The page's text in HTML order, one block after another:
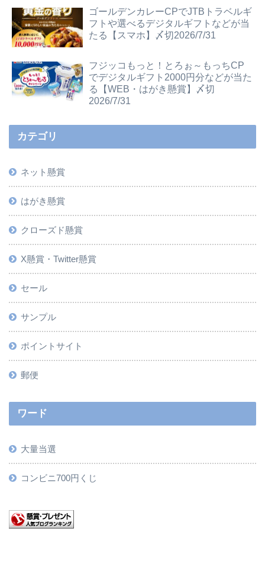
ゴールデンカレーCPでJTBトラベルギ
フトや選べるデジタルギフトなどが当
たる【スマホ】〆切2026/7/31
フジッコもっと！とろぉ～もっちCP
でデジタルギフト2000円分などが当た
る【WEB・はがき懸賞】〆切
2026/7/31
カテゴリ
ネット懸賞
はがき懸賞
クローズド懸賞
X懸賞・Twitter懸賞
セール
サンプル
ポイントサイト
郵便
ワード
大量当選
コンビニ700円くじ